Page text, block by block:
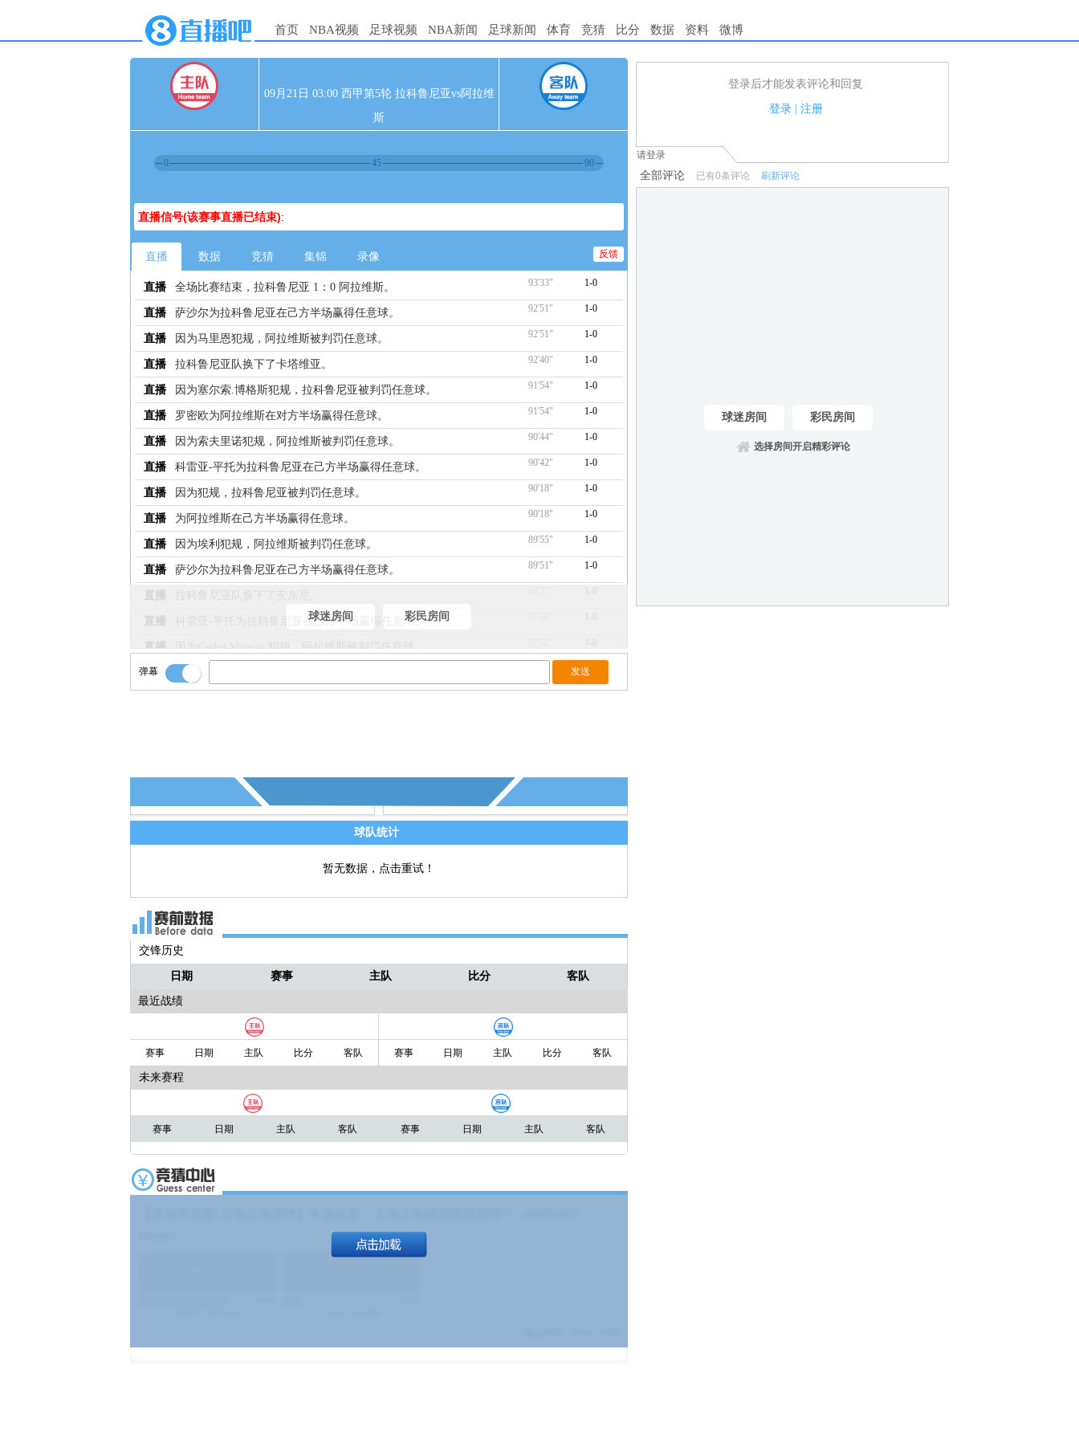
首页 NBA视频 足球视频 NBA新闻 足球新闻 体育 竞猜 比分 数据 资料 微博
09月21日 03:00 西甲第5轮 拉科鲁尼亚vs阿拉维
斯
0 45 90
直播信号(该赛事直播已结束):
直播 数据 竞猜 集锦 录像 反馈
直播 全场比赛结束，拉科鲁尼亚 1：0 阿拉维斯。 93'33" 1-0
直播 萨沙尔为拉科鲁尼亚在己方半场赢得任意球。 92'51" 1-0
直播 因为马里恩犯规，阿拉维斯被判罚任意球。 92'51" 1-0
直播 拉科鲁尼亚队换下了卡塔维亚。 92'40" 1-0
直播 因为塞尔索.博格斯犯规，拉科鲁尼亚被判罚任意球。 91'54" 1-0
直播 罗密欧为阿拉维斯在对方半场赢得任意球。 91'54" 1-0
直播 因为索夫里诺犯规，阿拉维斯被判罚任意球。 90'44" 1-0
直播 科雷亚-平托为拉科鲁尼亚在己方半场赢得任意球。 90'42" 1-0
直播 因为犯规，拉科鲁尼亚被判罚任意球。 90'18" 1-0
直播 为阿拉维斯在己方半场赢得任意球。 90'18" 1-0
直播 因为埃利犯规，阿拉维斯被判罚任意球。 89'55" 1-0
直播 萨沙尔为拉科鲁尼亚在己方半场赢得任意球。 89'51" 1-0
直播
直播 科雷亚-平托为拉科鲁尼亚在己方半场赢得任意球。
直播 因为Carlos Vigaray 犯规，阿拉维斯被判罚任意球。
直播 因为萨沙尔犯规，拉科鲁尼亚被判罚任意球。 1-0
球迷房间 彩民房间
弹幕
球队统计
暂无数据，点击重试！
交锋历史
日期 赛事 主队 比分 客队
最近战绩
赛事 日期 主队 比分 客队 赛事 日期 主队 比分 客队
未来赛程
赛事 日期 主队 客队 赛事 日期 主队 客队
登录后才能发表评论和回复
登录| 注册
1.电脑端新用户可以发表评论了！
请登录
全部评论 已有0条评论 刷新评论
球迷房间 彩民房间
选择房间开启精彩评论